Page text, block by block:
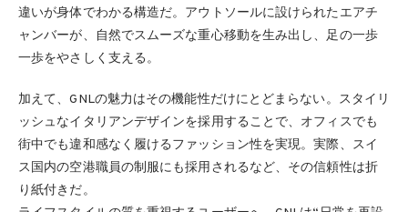
違いが身体でわかる構造だ。アウトソールに設けられたエアチ
ャンバーが、自然でスムーズな重心移動を生み出し、足の一歩
一歩をやさしく支える。
加えて、GNLの魅力はその機能性だけにとどまらない。スタイリ
ッシュなイタリアンデザインを採用することで、オフィスでも
街中でも違和感なく履けるファッション性を実現。実際、スイ
ス国内の空港職員の制服にも採用されるなど、その信頼性は折
り紙付きだ。